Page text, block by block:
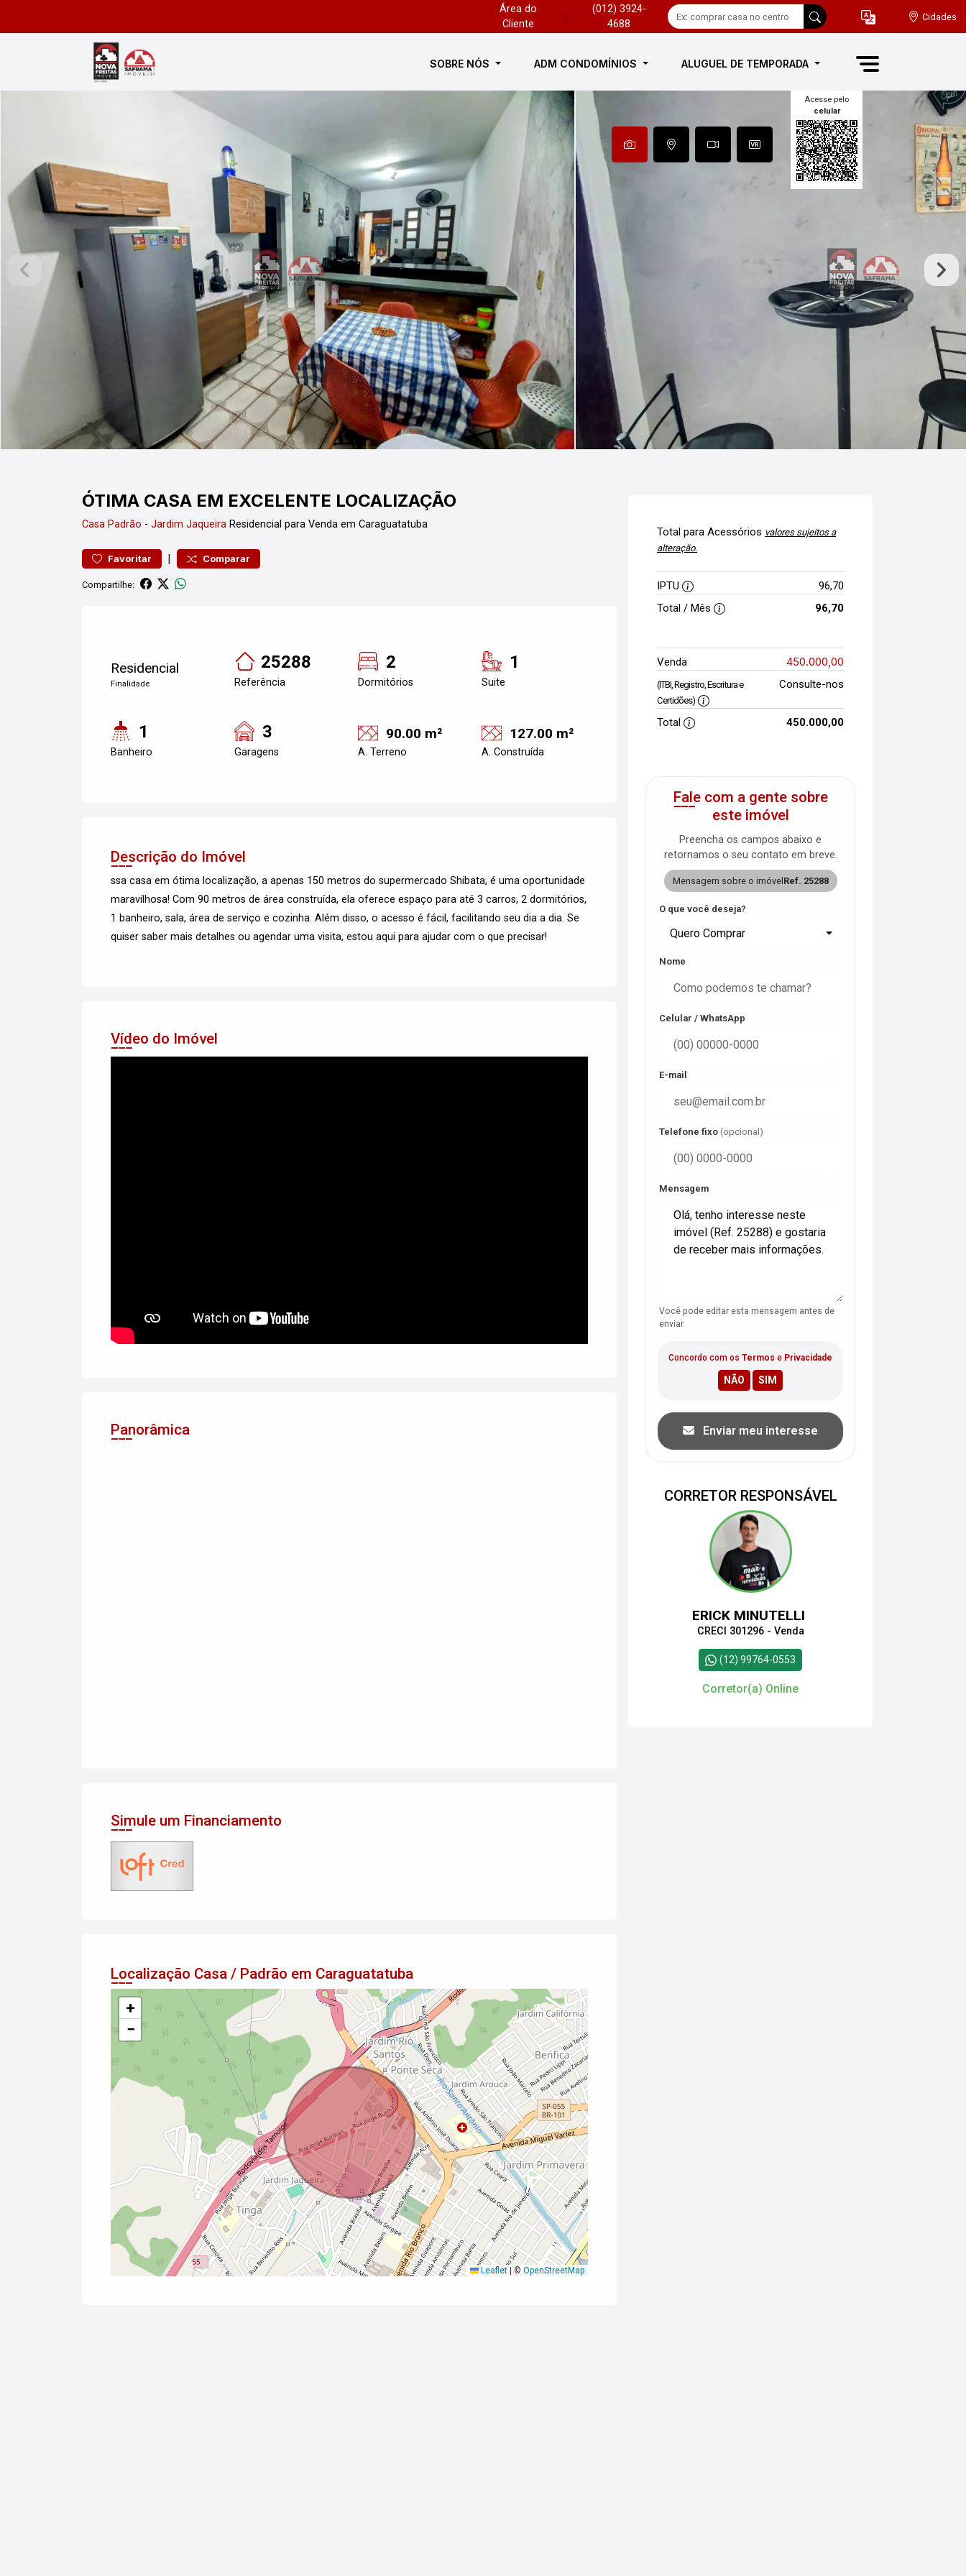
Área do
Cliente
(012) 3924-
4688
Cidades
SOBRE NÓS ADM CONDOMÍNIOS ALUGUEL DE TEMPORADA
Acesse pelo
celular
ÓTIMA CASA EM EXCELENTE LOCALIZAÇÃO
Casa Padrão - Jardim Jaqueira Residencial para Venda em Caraguatatuba
Favoritar | Comparar
Compartilhe:
Residencial
Finalidade
25288
Referência
2
Dormitórios
1
Suite
1
Banheiro
3
Garagens
90.00 m²
A. Terreno
127.00 m²
A. Construída
Descrição do Imóvel
ssa casa em ótima localização, a apenas 150 metros do supermercado Shibata, é uma oportunidade
maravilhosa! Com 90 metros de área construída, ela oferece espaço para até 3 carros, 2 dormitórios,
1 banheiro, sala, área de serviço e cozinha. Além disso, o acesso é fácil, facilitando seu dia a dia. Se
quiser saber mais detalhes ou agendar uma visita, estou aqui para ajudar com o que precisar!
Vídeo do Imóvel
Panorâmica
Simule um Financiamento
Localização Casa / Padrão em Caraguatatuba
+
−
Leaflet © OpenStreetMap
Total para Acessórios valores sujeitos a
alteração.
IPTU
96,70
Total / Mês
96,70
Venda 450.000,00
(ITBI, Registro, Escritura e
Certidões)
Consulte-nos
Total 450.000,00
Fale com a gente sobre
este imóvel
Preencha os campos abaixo e
retornamos o seu contato em breve.
Mensagem sobre o imóvel Ref. 25288
O que você deseja?
Quero Comprar
Nome
Celular / WhatsApp
E-mail
Telefone fixo (opcional)
Mensagem
Você pode editar esta mensagem antes de
enviar.
Concordo com os Termos e Privacidade
Enviar meu interesse
CORRETOR RESPONSÁVEL
ERICK MINUTELLI
CRECI 301296 - Venda
(12) 99764-0553
Corretor(a) Online